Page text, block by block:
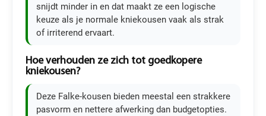
snijdt minder in en dat maakt ze een logische
keuze als je normale kniekousen vaak als strak
of irriterend ervaart.
Hoe verhouden ze zich tot goedkopere
kniekousen?
Deze Falke-kousen bieden meestal een strakkere
pasvorm en nettere afwerking dan budgetopties.